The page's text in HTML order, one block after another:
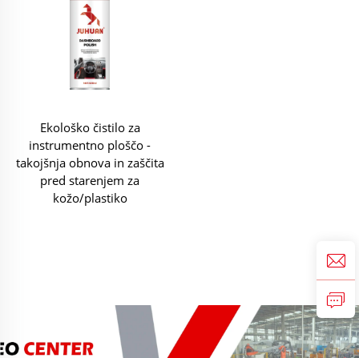
Ekološko čistilo za
instrumentno ploščo -
takojšnja obnova in zaščita
pred starenjem za
kožo/plastiko